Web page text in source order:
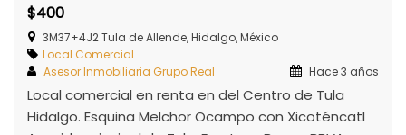
$400
3M37+4J2 Tula de Allende, Hidalgo, México
Local Comercial
Asesor Inmobiliaria Grupo Real
Hace 3 años
Local comercial en renta en del Centro de Tula
Hidalgo. Esquina Melchor Ocampo con Xicoténcatl